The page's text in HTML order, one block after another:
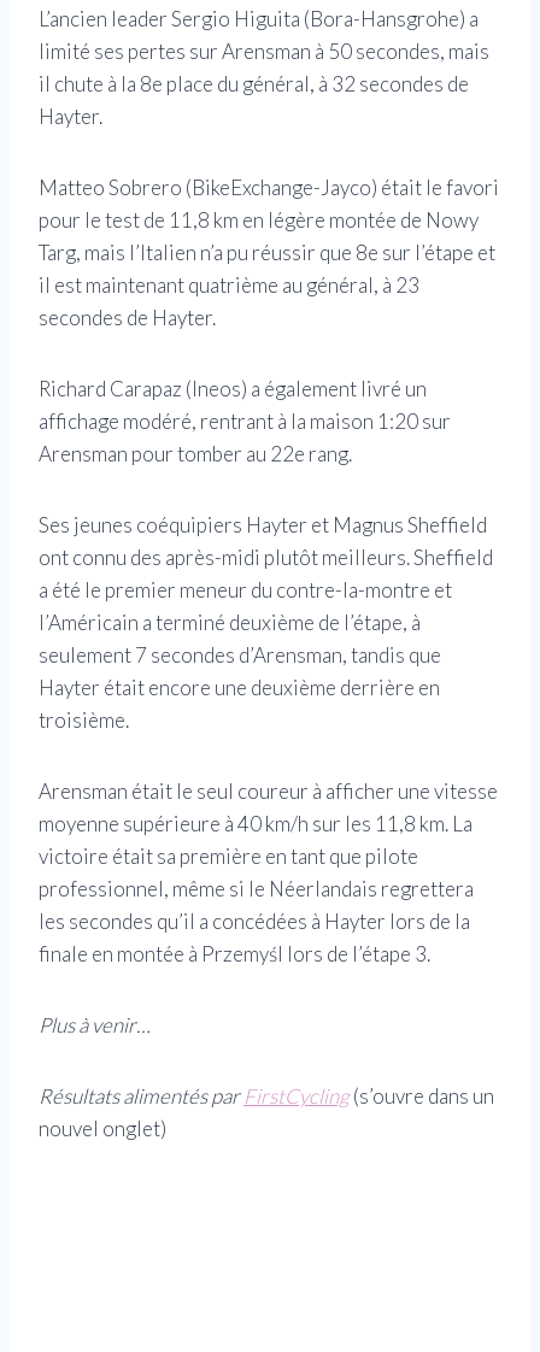
L’ancien leader Sergio Higuita (Bora-Hansgrohe) a
limité ses pertes sur Arensman à 50 secondes, mais
il chute à la 8e place du général, à 32 secondes de
Hayter.
Matteo Sobrero (BikeExchange-Jayco) était le favori
pour le test de 11,8 km en légère montée de Nowy
Targ, mais l’Italien n’a pu réussir que 8e sur l’étape et
il est maintenant quatrième au général, à 23
secondes de Hayter.
Richard Carapaz (Ineos) a également livré un
affichage modéré, rentrant à la maison 1:20 sur
Arensman pour tomber au 22e rang.
Ses jeunes coéquipiers Hayter et Magnus Sheffield
ont connu des après-midi plutôt meilleurs. Sheffield
a été le premier meneur du contre-la-montre et
l’Américain a terminé deuxième de l’étape, à
seulement 7 secondes d’Arensman, tandis que
Hayter était encore une deuxième derrière en
troisième.
Arensman était le seul coureur à afficher une vitesse
moyenne supérieure à 40 km/h sur les 11,8 km. La
victoire était sa première en tant que pilote
professionnel, même si le Néerlandais regrettera
les secondes qu’il a concédées à Hayter lors de la
finale en montée à Przemyśl lors de l’étape 3.
Plus à venir…
Résultats alimentés parFirstCycling(s’ouvre dans un
nouvel onglet)